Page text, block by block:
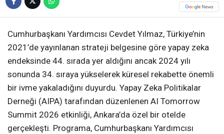
Cumhurbaşkanı Yardımcısı Cevdet Yılmaz, Türkiye’nin
2021’de yayınlanan strateji belgesine göre yapay zeka
endeksinde 44. sırada yer aldığını ancak 2024 yılı
sonunda 34. sıraya yükselerek küresel rekabette önemli
bir ivme yakaladığını duyurdu. Yapay Zeka Politikalar
Derneği (AIPA) tarafından düzenlenen AI Tomorrow
Summit 2026 etkinliği, Ankara’da özel bir otelde
gerçekleşti. Programa, Cumhurbaşkanı Yardımcısı